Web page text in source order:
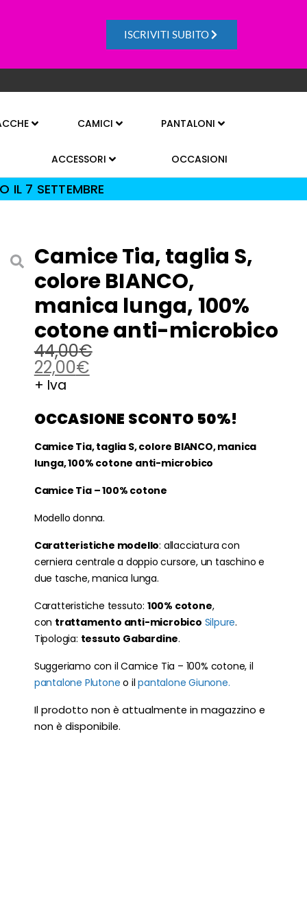
ISCRIVITI SUBITO
CAMICI PANTALONI
ACCESSORI OCCASIONI
IL 7 SETTEMBRE
Camice Tia, taglia S,
colore BIANCO,
manica lunga, 100%
cotone anti-microbico
44,00€
22,00€
+ Iva
OCCASIONE SCONTO 50%!
Camice Tia, taglia S, colore BIANCO, manica
lunga, 100% cotone anti-microbico
Camice Tia – 100% cotone
Modello donna.
Caratteristiche modello: allacciatura con
cerniera centrale a doppio cursore, un taschino e
due tasche, manica lunga.
Caratteristiche tessuto: 100% cotone,
con trattamento anti-microbico Silpure.
Tipologia: tessuto Gabardine.
Suggeriamo con il Camice Tia – 100% cotone, il
pantalone Plutone o ilpantalone Giunone.
Il prodotto non è attualmente in magazzino e
non è disponibile.